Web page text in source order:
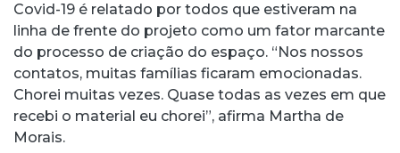
Covid-19 é relatado por todos que estiveram na
linha de frente do projeto como um fator marcante
do processo de criação do espaço. “Nos nossos
contatos, muitas famílias ficaram emocionadas.
Chorei muitas vezes. Quase todas as vezes em que
recebi o material eu chorei”, afirma Martha de
Morais.